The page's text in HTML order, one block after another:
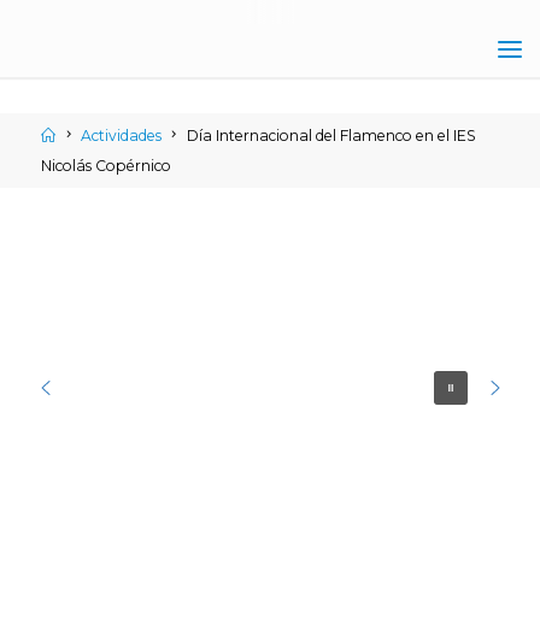
NICOLÁS
COPÉRNICO
Actividades
Día Internacional del Flamenco en el IES
Nicolás Copérnico